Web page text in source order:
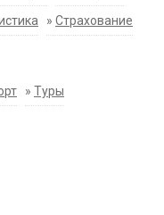
» Страхование
» Туры